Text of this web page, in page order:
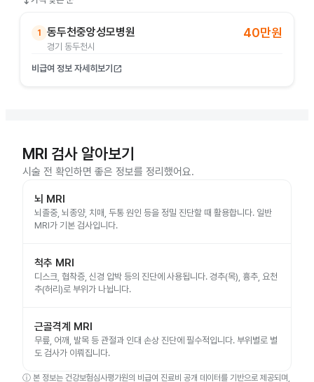
1 동두천중앙성모병원
경기 동두천시
40만원
비급여 정보 자세히보기 open_in_new
MRI 검사 알아보기
시술 전 확인하면 좋은 정보를 정리했어요.
뇌 MRI
뇌졸중, 뇌종양, 치매, 두통 원인 등을 정밀 진단할 때 활용합니다. 일반
MRI가 기본 검사입니다.
척추 MRI
디스크, 협착증, 신경 압박 등의 진단에 사용됩니다. 경추(목), 흉추, 요천
추(허리)로 부위가 나뉩니다.
근골격계 MRI
무릎, 어깨, 발목 등 관절과 인대 손상 진단에 필수적입니다. 부위별로 별
도 검사가 이뤄집니다.
ⓘ 본 정보는 건강보험심사평가원의 비급여 진료비 공개 데이터를 기반으로 제공되며,